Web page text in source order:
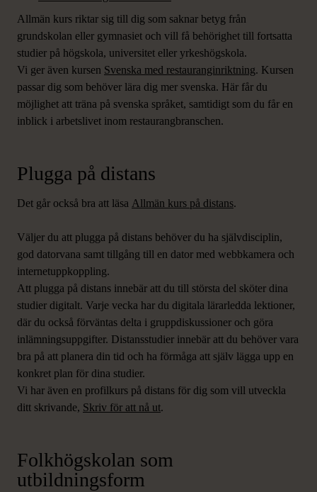
Allmän kurs riktar sig till dig som saknar betyg från
grundskolan eller gymnasiet och vill få behörighet till fortsatta
studier på högskola, universitet eller yrkeshögskola.
Vi ger även kursen Svenska med restauranginriktning. Kursen
passar dig som behöver lära dig mer svenska. Här får du
möjlighet att träna på svenska språket, samtidigt som du får en
inblick i arbetslivet inom restaurangbranschen.
Plugga på distans
Det går också bra att läsa Allmän kurs på distans.
Väljer du att plugga på distans behöver du ha självdisciplin,
god datorvana samt tillgång till en dator med webbkamera och
internetuppkoppling.
Att plugga på distans innebär att du till största del sköter dina
studier digitalt. Varje vecka har du digitala lärarledda lektioner,
där du också förväntas delta i gruppdiskussioner och göra
inlämningsuppgifter. Distansstudier innebär att du behöver vara
bra på att planera din tid och ha förmåga att själv lägga upp en
konkret plan för dina studier.
Vi har även en profilkurs på distans för dig som vill utveckla
ditt skrivande, Skriv för att nå ut.
Folkhögskolan som
utbildningsform